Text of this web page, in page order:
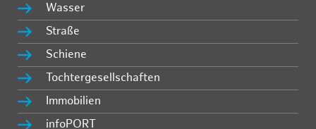
Wasser
Straße
Schiene
Tochtergesellschaften
Immobilien
infoPORT